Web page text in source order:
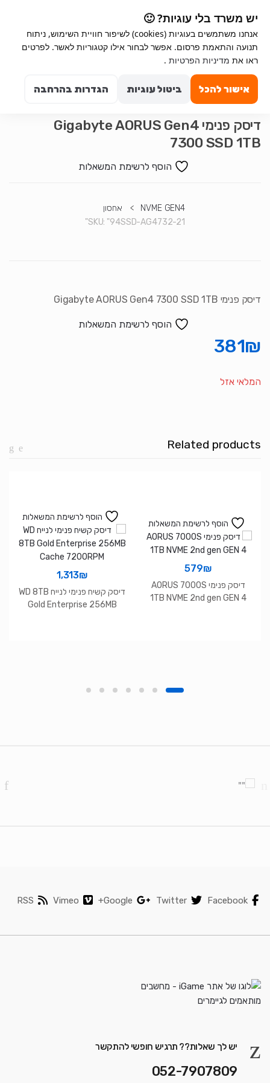
יש משרד בלי עוגיות? 🙂
אנחנו משתמשים בעוגיות (cookies) לשיפור חוויית השימוש, ניתוח
תנועה והתאמת פרסום. אפשר לבחור אילו קטגוריות לאשר. לפרטים
ראו את מדיניות הפרטיות .
אישור להכל ביטול עוגיות הגדרות בהרחבה
navigation
content
דיסק פנימי Gigabyte AORUS Gen4
7300 SSD 1TB
הוסף לרשימת המשאלות
NVME GEN4
>
אחסון
SKU: "94SSD-AG4732-21"
דיסק פנימי Gigabyte AORUS Gen4 7300 SSD 1TB
הוסף לרשימת המשאלות
381₪
המלאי אזל
Related products
הוסף לרשימת המשאלות
579₪
דיסק פנימי AORUS 7000S
1TB NVME 2nd gen GEN 4
הוסף לרשימת המשאלות
1,313₪
דיסק קשיח פנימי לנייח WD 8TB
Gold Enterprise 256MB
Facebook
Twitter
Google+
Vimeo
RSS
יש לך שאלות?? תרגיש חופשי להתקשר
052-7907809